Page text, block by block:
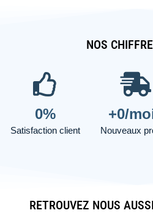
NOS
Satisfaction client
0%
Nouveaux
+0/
RETROUVEZ NOUS